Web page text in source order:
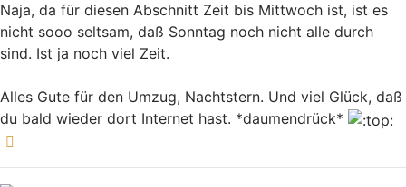
Naja, da für diesen Abschnitt Zeit bis Mittwoch ist, ist es
nicht sooo seltsam, daß Sonntag noch nicht alle durch
sind. Ist ja noch viel Zeit.
Alles Gute für den Umzug, Nachtstern. Und viel Glück, daß
du bald wieder dort Internet hast. *daumendrück*